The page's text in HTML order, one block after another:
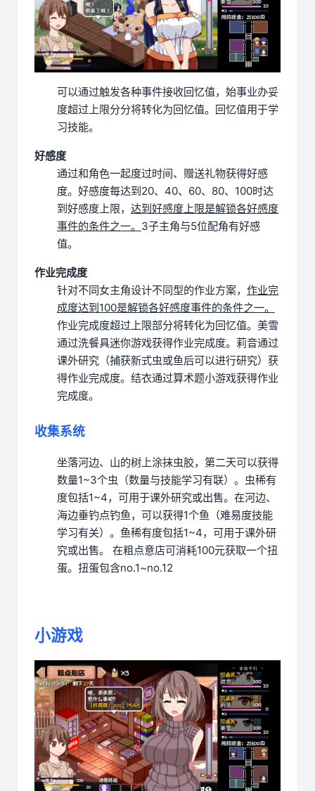
可以通过触发各种事件接收回忆值，始事业办妥
度超过上限分分将转化为回忆值。 回忆值用于学
习技能。
好感度
通过和角色一起度过时间、赠送礼物获得好感
度。 好感度每达到20、40、60、80、100时达
到好感度上限， 达到好感度上限是解锁各好感度
事件的条件之一。 3子主角与5位配角有好感
值。
作业完成度
针对不同女主角设计不同型的作业方案， 作业完
成度达到100是解锁各好感度事件的条件之一。
作业完成度超过上限部分将转化为回忆值。 美雪
通过洗餐具迷你游戏获得作业完成度。 莉音通过
课外研究（捕获新式虫或鱼后可以进行研究）获
得作业完成度。 结衣通过算术题小游戏获得作业
完成度。
收集系统
坐落河边、山的树上涂抹虫胶，第二天可以获得
数量1~3个虫（数量与技能学习有联）。虫稀有
度包括1~4，可用于课外研究或出售。 在河边、
海边垂钓点钓鱼，可以获得1个鱼（难易度技能
学习有关）。鱼稀有度包括1~4，可用于课外研
究或出售。
在粗点意店可消耗100元获取一个扭
蛋。扭蛋包含no.1~no.12
小游戏